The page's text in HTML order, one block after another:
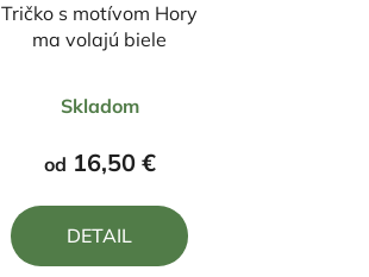
Tričko s motívom Hory
ma volajú biele
hodnotenie
produktu
je
z
Skladom
od 16,50 €
DETAIL